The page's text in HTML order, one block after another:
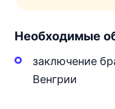
Необходимые
заключение
Венгрии